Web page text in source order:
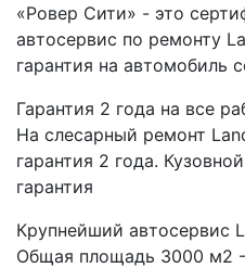
«Ровер Сити» - это
автосервис по ремонту
гарантия на автомобиль
Гарантия 2 года на все
На слесарный ремонт
гарантия 2 года.
гарантия
Крупнейший автосервис
Общая площадь 3000 м2